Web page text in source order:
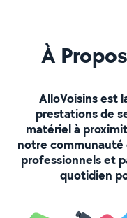
À
AlloVoisins est
prestations de
matériel à
notre communauté
professionnels et
quotidien